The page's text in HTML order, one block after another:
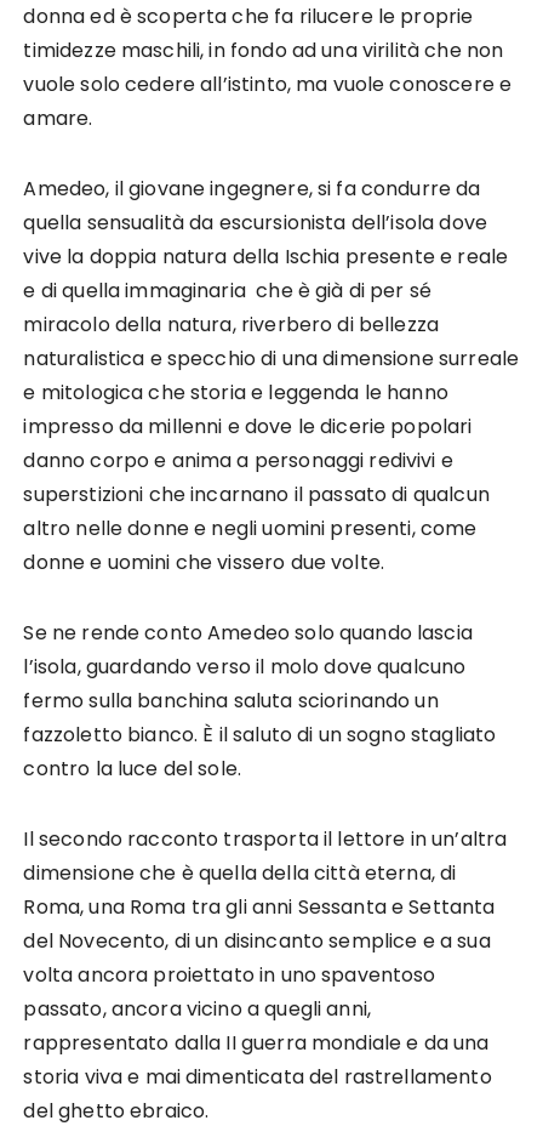
donna ed è scoperta che fa rilucere le proprie
timidezze maschili, in fondo ad una virilità che non
vuole solo cedere all’istinto, ma vuole conoscere e
amare.
Amedeo, il giovane ingegnere, si fa condurre da
quella sensualità da escursionista dell’isola dove
vive la doppia natura della Ischia presente e reale
e di quella immaginaria che è già di per sé
miracolo della natura, riverbero di bellezza
naturalistica e specchio di una dimensione surreale
e mitologica che storia e leggenda le hanno
impresso da millenni e dove le dicerie popolari
danno corpo e anima a personaggi redivivi e
superstizioni che incarnano il passato di qualcun
altro nelle donne e negli uomini presenti, come
donne e uomini che vissero due volte.
Se ne rende conto Amedeo solo quando lascia
l’isola, guardando verso il molo dove qualcuno
fermo sulla banchina saluta sciorinando un
fazzoletto bianco. È il saluto di un sogno stagliato
contro la luce del sole.
Il secondo racconto trasporta il lettore in un’altra
dimensione che è quella della città eterna, di
Roma, una Roma tra gli anni Sessanta e Settanta
del Novecento, di un disincanto semplice e a sua
volta ancora proiettato in uno spaventoso
passato, ancora vicino a quegli anni,
rappresentato dalla II guerra mondiale e da una
storia viva e mai dimenticata del rastrellamento
del ghetto ebraico.